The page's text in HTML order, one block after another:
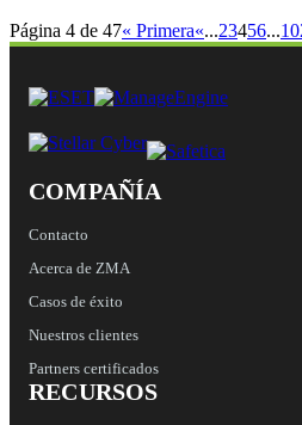
Página 4 de 47« Primera«...23456...10
COMPAÑÍA
Contacto
Acerca de ZMA
Casos de éxito
Nuestros clientes
Partners certificados
RECURSOS